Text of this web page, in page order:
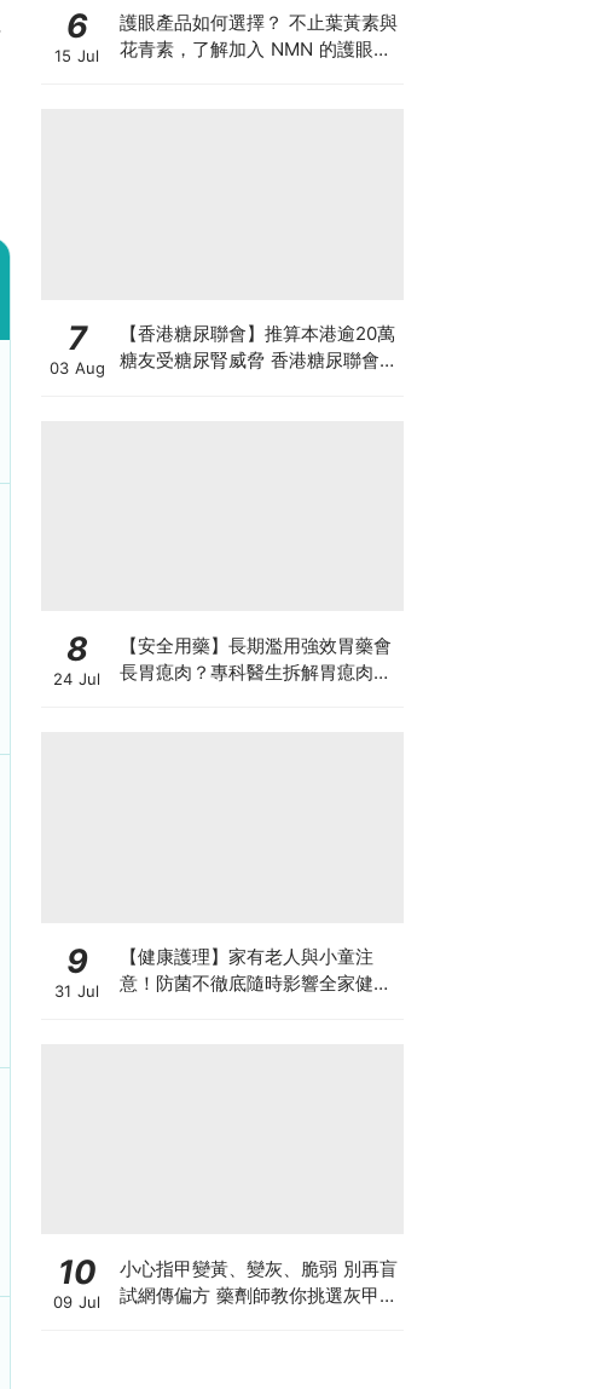
6
15 Jul
護眼產品如何選擇？ 不止葉黃素與
花青素，了解加入 NMN 的護眼方
7
03 Aug
【香港糖尿聯會】推算本港逾20萬
糖友受糖尿腎威脅 香港糖尿聯會
8
24 Jul
【安全用藥】長期濫用強效胃藥會
長胃瘜肉？專科醫生拆解胃瘜肉癌
9
31 Jul
【健康護理】家有老人與小童注
意！防菌不徹底隨時影響全家健康
10
09 Jul
小心指甲變黃、變灰、脆弱 別再盲
試網傳偏方 藥劑師教你挑選灰甲產